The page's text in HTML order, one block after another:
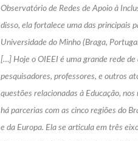
Observatório de Redes de Apoio à
disso, ela fortalece uma das principais
Universidade do Minho (Braga,
[…] Hoje o OIEEI é uma grande rede
pesquisadores, professores, e outros
questões relacionadas à Educação,
há parcerias com as cinco regiões do
e da Europa. Ela se articula em três